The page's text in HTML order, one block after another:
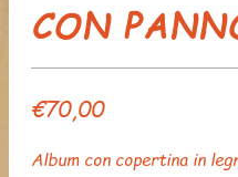
CON
€70,00
Album con copertina in